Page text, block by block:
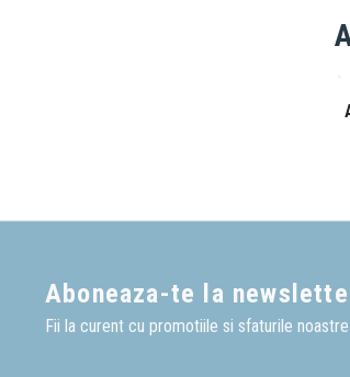
Aboneaza-te la
Fii la curent cu promotiile si sfaturile